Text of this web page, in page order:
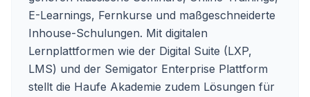
E-Learnings, Fernkurse und maßgeschneiderte
Inhouse-Schulungen. Mit digitalen
Lernplattformen wie der Digital Suite (LXP,
LMS) und der Semigator Enterprise Plattform
stellt die Haufe Akademie zudem Lösungen für